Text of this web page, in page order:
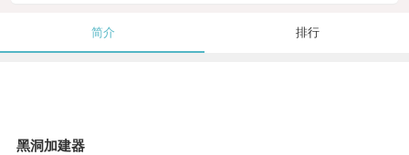
简介 排行
黑洞加建器